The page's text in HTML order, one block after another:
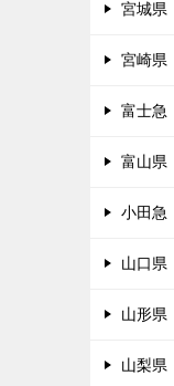
宮城県
宮崎県
富士急
富山県
小田急
山口県
山形県
山梨県